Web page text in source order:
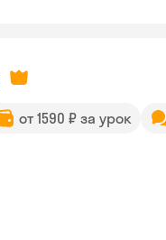
от 1590 ₽ за урок